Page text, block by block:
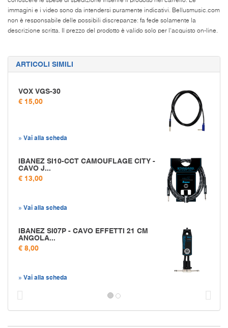
immagini e i video sono da intendersi puramente indicativi. Bellusmusic.com
non è responsabile delle possibili discrepanze: fa fede solamente la
descrizione scritta. Il prezzo del prodotto è valido solo per l'acquisto on-line.
ARTICOLI SIMILI
VOX VGS-30
€ 15,00
» Vai alla scheda
IBANEZ SI10-CCT CAMOUFLAGE CITY -
CAVO J...
€ 13,00
» Vai alla scheda
IBANEZ SI07P - CAVO EFFETTI 21 CM
ANGOLA...
€ 8,00
» Vai alla scheda